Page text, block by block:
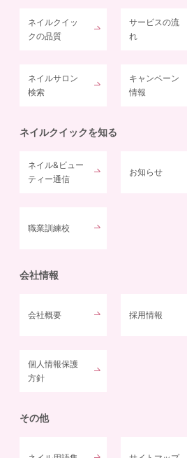
ネイルクイッ
クの品質
サービスの流
れ
ネイルサロン
検索
キャンペーン
情報
ネイルクイックを知る
ネイル&ビュー
ティー通信
お知らせ
職業訓練校
会社情報
会社概要 採用情報
個人情報保護
方針
その他